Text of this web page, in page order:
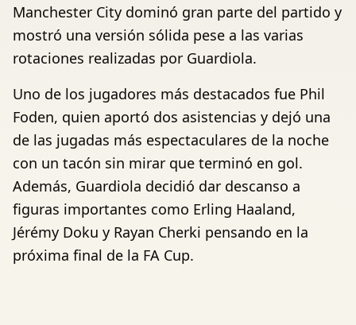
Manchester City dominó gran parte del partido y
mostró una versión sólida pese a las varias
rotaciones realizadas por Guardiola.
Uno de los jugadores más destacados fue Phil
Foden, quien aportó dos asistencias y dejó una
de las jugadas más espectaculares de la noche
con un tacón sin mirar que terminó en gol.
Además, Guardiola decidió dar descanso a
figuras importantes como Erling Haaland,
Jérémy Doku y Rayan Cherki pensando en la
próxima final de la FA Cup.